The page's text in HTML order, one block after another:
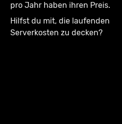
pro Jahr haben ihren Preis.
Hilfst du mit, die laufenden
Serverkosten zu decken?